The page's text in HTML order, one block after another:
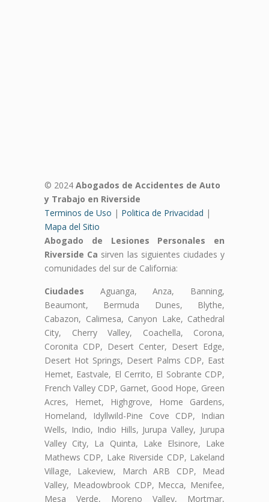
© 2024 Abogados de Accidentes de Auto
y Trabajo en Riverside
Terminos de Uso | Politica de Privacidad |
Mapa del Sitio
Abogado de Lesiones Personales en
Riverside Ca sirven las siguientes ciudades y
comunidades del sur de California:
Ciudades Aguanga, Anza, Banning,
Beaumont, Bermuda Dunes, Blythe,
Cabazon, Calimesa, Canyon Lake, Cathedral
City, Cherry Valley, Coachella, Corona,
Coronita CDP, Desert Center, Desert Edge,
Desert Hot Springs, Desert Palms CDP, East
Hemet, Eastvale, El Cerrito, El Sobrante CDP,
French Valley CDP, Garnet, Good Hope, Green
Acres, Hemet, Highgrove, Home Gardens,
Homeland, Idyllwild-Pine Cove CDP, Indian
Wells, Indio, Indio Hills, Jurupa Valley, Jurupa
Valley City, La Quinta, Lake Elsinore, Lake
Mathews CDP, Lake Riverside CDP, Lakeland
Village, Lakeview, March ARB CDP, Mead
Valley, Meadowbrook CDP, Mecca, Menifee,
Mesa Verde, Moreno Valley, Mortmar,